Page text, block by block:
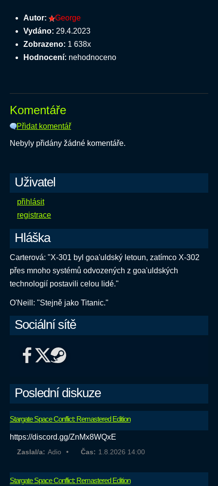
Autor:
George
Vydáno: 29.4.2023
Zobrazeno: 1 638x
Hodnocení: nehodnoceno
Komentáře
Přidat komentář
Nebyly přidány žádné komentáře.
Uživatel
přihlásit
registrace
Hláška
Carterová: "X-301 byl goa'uldský letoun, zatímco X-302
přes mnoho systémů odvozených z goa'uldských
technologií postavili celou lidé."
O'Neill: "Stejně jako Titanic."
Sociální sítě
Poslední diskuze
Stargate Space Conflict: Remastered Edition
https://discord.gg/ZnMx8WQxE
Zaslal/a: Adio Čas: 1.8.2026 14:00
Stargate Space Conflict: Remastered Edition